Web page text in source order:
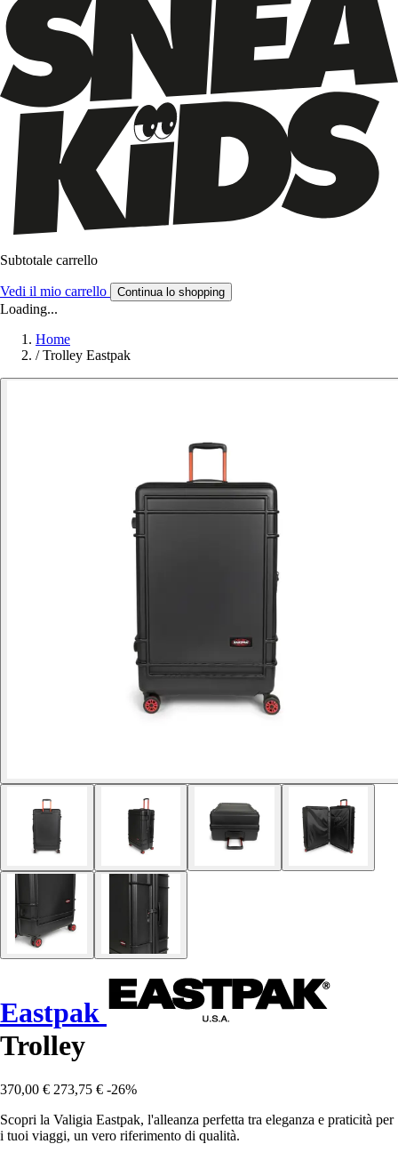
Subtotale carrello
Vedi il mio carrello Continua lo shopping
Loading...
Home
/ Trolley Eastpak
Eastpak
Trolley
370,00 € 273,75 € -26%
Scopri la Valigia Eastpak, l'alleanza perfetta tra eleganza e praticità per
i tuoi viaggi, un vero riferimento di qualità.